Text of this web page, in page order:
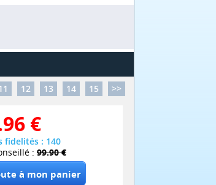
12 13 14 15 >>
€
fidelités : 140
: 99.90 €